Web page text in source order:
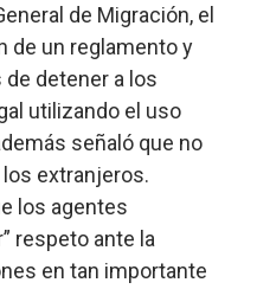
de Migración, el
de un reglamento y
detener a los
utilizando el uso
señaló que no
extranjeros.
los agentes
respeto ante la
en tan importante